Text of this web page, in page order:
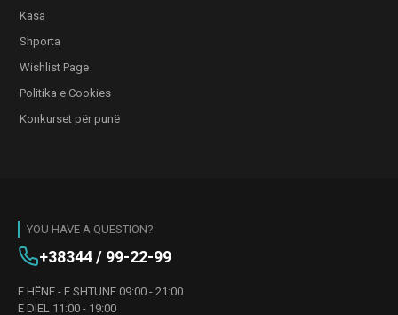
Kasa
Shporta
Wishlist Page
Politika e Cookies
Konkurset për punë
YOU HAVE A QUESTION?
+38344 / 99-22-99
E HËNE - E SHTUNE 09:00 - 21:00
E DIEL 11:00 - 19:00